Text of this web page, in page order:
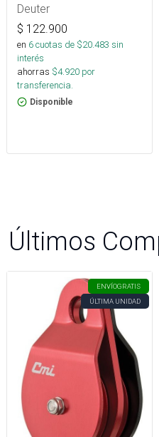
Deuter
$ 122.900
en 6cuotas de $20.483 sin
interés
ahorras $4.920 por
transferencia.
Disponible
Últimos
ENVÍOGRATIS
ÚLTIMA UNIDAD